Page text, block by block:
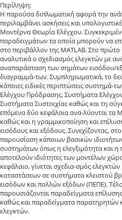
Περίληψη:
Η παρούσα διπλωματική αφορά την
περιλαμβάνει ασκήσεις και
Μοντέρνα Θεωρία Ελέγχου.
παραδειγμάτων τα οποία μπορούν να
στο περιβάλλον της MATLAB. Στο
αναλυτικά ο σχεδιασμός ελεγκτών με
αναπαράσταση των σημάτων εισόδου/
διαγραμμά-των. Συμπληρωματικά, το
κάποιες ειδικές περιπτώσεις συστημά-
Ελέγχου Πρόδρασης, Συστήματα
Συστήματα Συστοιχίας καθώς και τη
επόμενα δύο κεφάλαια ανα-λύονται
καθώς και η γραμμικοποίηση και
εισόδους και εξόδους. Συνεχίζοντας,
παρουσίαση κάποιων βασικών
συστημάτων όπως η ελεγξιμότητα και η
αποτελούν ιδιότητες των μοντέλων
κεφάλαιο, γίνεται σχεδια-σμός
καταστάσεων σε συστήματα κλειστού
εισόδων και πολλών εξόδων (ΠΕΠΕ).
παρουσιάζονται παραδείγματα
καθώς και παραδείγματα παρατηρητών
ελεγκτών.